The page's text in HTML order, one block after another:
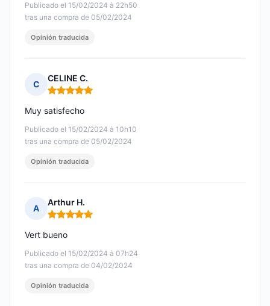
Publicado el 15/02/2024 à 22h50
tras una compra de 05/02/2024
Opinión traducida
C
CELINE C.
Nota: 5 de 5
Publicado el 15/02/2024 à 10h10
tras una compra de 05/02/2024
Muy satisfecho
Opinión traducida
A
Arthur H.
Nota: 5 de 5
Publicado el 15/02/2024 à 07h24
tras una compra de 04/02/2024
Vert bueno
Opinión traducida